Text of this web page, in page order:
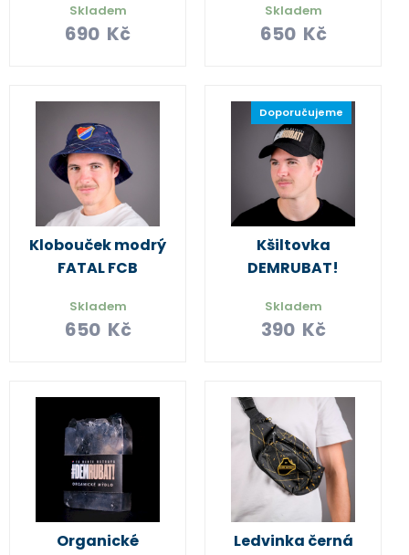
Skladem
690 Kč
Skladem
650 Kč
Klobouček modrý
FATAL FCB
Skladem
650 Kč
Doporučujeme
Kšiltovka
DEMRUBAT!
Skladem
390 Kč
Organické
Ledvinka černá